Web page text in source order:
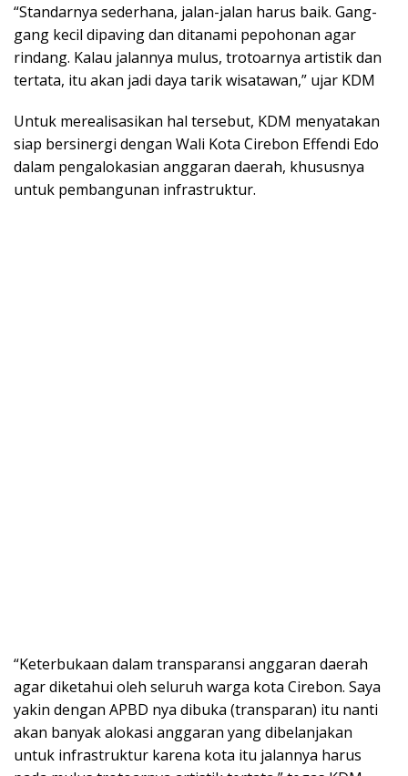
“Standarnya sederhana, jalan-jalan harus baik. Gang-
gang kecil dipaving dan ditanami pepohonan agar
rindang. Kalau jalannya mulus, trotoarnya artistik dan
tertata, itu akan jadi daya tarik wisatawan,” ujar KDM
Untuk merealisasikan hal tersebut, KDM menyatakan
siap bersinergi dengan Wali Kota Cirebon Effendi Edo
dalam pengalokasian anggaran daerah, khususnya
untuk pembangunan infrastruktur.
“Keterbukaan dalam transparansi anggaran daerah
agar diketahui oleh seluruh warga kota Cirebon. Saya
yakin dengan APBD nya dibuka (transparan) itu nanti
akan banyak alokasi anggaran yang dibelanjakan
untuk infrastruktur karena kota itu jalannya harus